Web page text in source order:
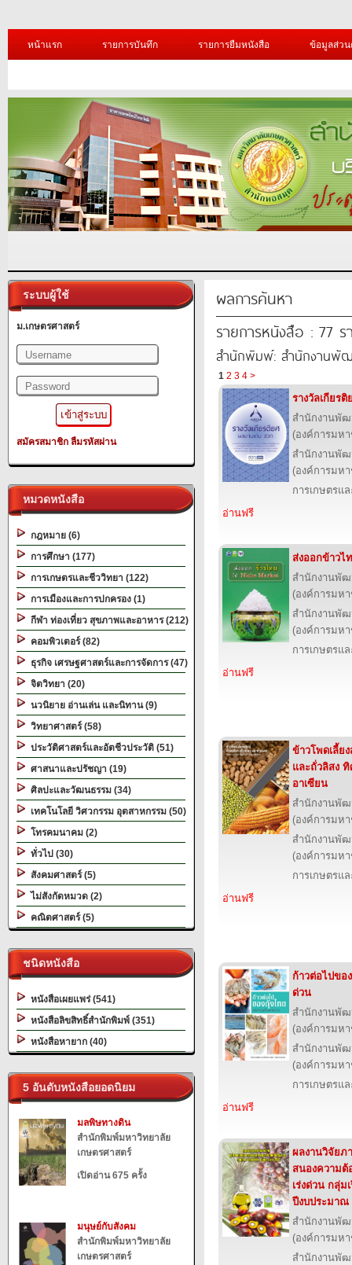
หน้าแรก รายการบันทึก รายการยืมหนังสือ ข้อมูลส่ว
ระบบผู้ใช้
ม.เกษตรศาสตร์
สมัครสมาชิก ลืมรหัสผ่าน
หมวดหนังสือ
กฎหมาย (6)
การศึกษา (177)
การเกษตรและชีววิทยา (122)
การเมืองและการปกครอง (1)
กีฬา ท่องเที่ยว สุขภาพและอาหาร (212)
คอมพิวเตอร์ (82)
ธุรกิจ เศรษฐศาสตร์และการจัดการ (47)
จิตวิทยา (20)
นวนิยาย อ่านเล่น และนิทาน (9)
วิทยาศาสตร์ (58)
ประวัติศาสตร์และอัตชีวประวัติ (51)
ศาสนาและปรัชญา (19)
ศิลปะและวัฒนธรรม (34)
เทคโนโลยี วิศวกรรม อุตสาหกรรม (50)
โทรคมนาคม (2)
ทั่วไป (30)
สังคมศาสตร์ (5)
ไม่สังกัดหมวด (2)
คณิตศาสตร์ (5)
ชนิดหนังสือ
หนังสือเผยแพร่ (541)
หนังสือลิขสิทธิ์สำนักพิมพ์ (351)
หนังสือหายาก (40)
5 อันดับหนังสือยอดนิยม
มลพิษทางดิน
สำนักพิมพ์มหาวิทยาลัย
เกษตรศาสตร์
เปิดอ่าน 675 ครั้ง
มนุษย์กับสังคม
สำนักพิมพ์มหาวิทยาลัย
เกษตรศาสตร์
ผลการค้นหา
รายการหนังสือ : 77 ร
สำนักพิมพ์: สำนักงานพัฒ
1 2 3 4 >
รางวัลเกียร
สำนักงานพัฒ
(องค์การมห
สำนักงานพัฒ
(องค์การมห
การเกษตรแ
อ่านฟรี
ส่งออกข้าวไ
สำนักงานพัฒ
(องค์การมห
สำนักงานพัฒ
(องค์การมห
การเกษตรแ
อ่านฟรี
ข้าวโพดเลี้ย
และถั่วลิสง
อาเซียน
สำนักงานพัฒ
(องค์การมห
สำนักงานพัฒ
(องค์การมห
การเกษตรแ
อ่านฟรี
ก้าวต่อไปขอ
ด่วน
สำนักงานพัฒ
(องค์การมห
สำนักงานพัฒ
(องค์การมห
การเกษตรแ
อ่านฟรี
ผลงานวิจัยภ
สนองความต้
เร่งด่วน กลุ่ม
ปีงบประมาณ
สำนักงานพัฒ
(องค์การมห
สำนักงานพัฒ